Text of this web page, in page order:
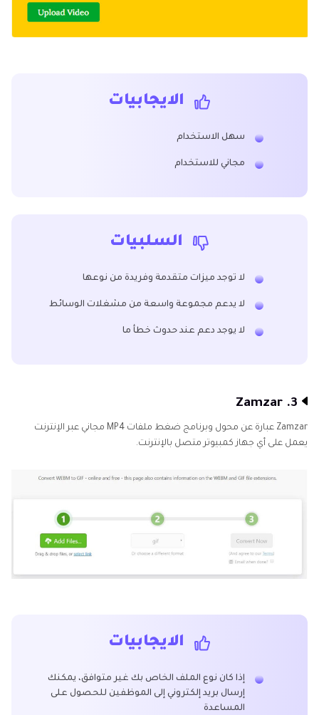
الايجابيات
سهل الاستخدام
مجاني للاستخدام
السلبيات
لا توجد ميزات متقدمة وفريدة من نوعها
لا يدعم مجموعة واسعة من مشغلات الوسائط
لا يوجد دعم عند حدوث خطأ ما
3. Zamzar
Zamzar عبارة عن محول وبرنامج ضغط ملفات MP4 مجاني عبر الإنترنت
يعمل على أي جهاز كمبيوتر متصل بالإنترنت.
الايجابيات
إذا كان نوع الملف الخاص بك غير متوافق، يمكنك
إرسال بريد إلكتروني إلى الموظفين للحصول على
المساعدة